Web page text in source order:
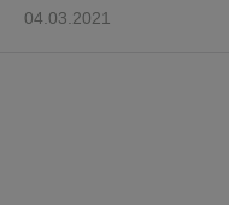
04.03.2021